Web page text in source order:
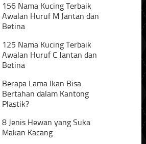
156 Nama Kucing Terbaik
Awalan Huruf M Jantan dan
Betina
125 Nama Kucing Terbaik
Awalan Huruf C Jantan dan
Betina
Berapa Lama Ikan Bisa
Bertahan dalam Kantong
Plastik?
8 Jenis Hewan yang Suka
Makan Kacang